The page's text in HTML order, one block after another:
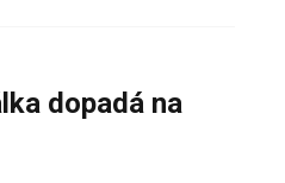
dopadá na